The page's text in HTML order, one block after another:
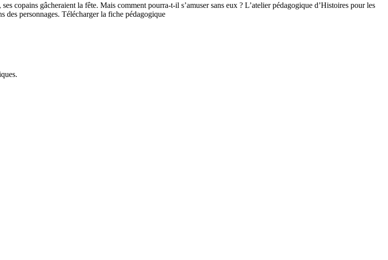
copains gâcheraient la fête. Mais comment pourra-t-il s’amuser sans eux ? L’atelier pédagogique d’Histoires pour les
des personnages. Télécharger la fiche pédagogique